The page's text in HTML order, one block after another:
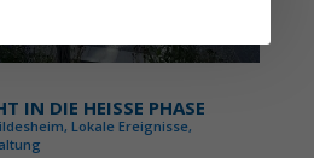
IN DIE HEISSE PHASE
, Lokale Ereignisse,